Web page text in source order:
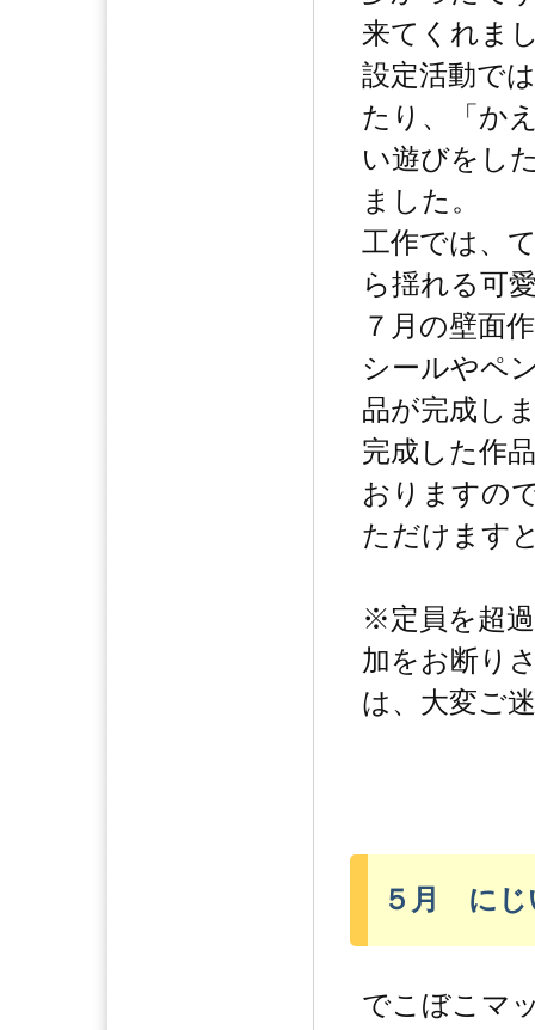
来てくれま
設定活動で
たり、「か
い遊びをし
ました。
工作では、
ら揺れる可
７月の壁面
シールやペ
品が完成し
完成した作
おりますの
ただけます
※定員を超
加をお断り
は、大変ご
５月 にじ
でこぼこマ